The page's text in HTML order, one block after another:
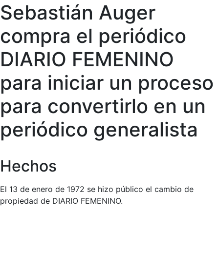
Sebastián Auger
compra el periódico
DIARIO FEMENINO
para iniciar un proceso
para convertirlo en un
periódico generalista
Hechos
El 13 de enero de 1972 se hizo público el cambio de
propiedad de DIARIO FEMENINO.